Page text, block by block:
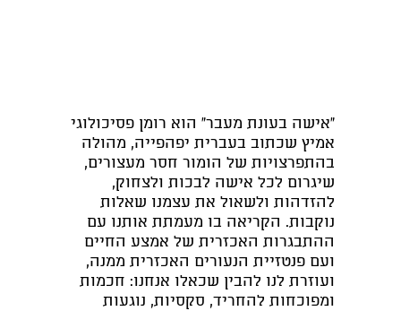
"אישה בעונת מעבר" הוא רומן פסיכולוגי
אמיץ שכתוב בעברית יפהפייה, מהולה
בהתפרצויות של הומור חסר מעצורים,
שיגרום לכל אישה לבכות ולצחוק,
להזדהות ולשאול את עצמנו שאלות
נוקבות. הקריאה בו מעמתת אותנו עם
ההתבגרות האכזרית של אמצע החיים
ועם פנטזיית הנעורים האכזרית ממנה,
ועוזרת לנו להבין שכאלו אנחנו: חכמות
ומפוכחות להחריד, סקסיות, נוגעות